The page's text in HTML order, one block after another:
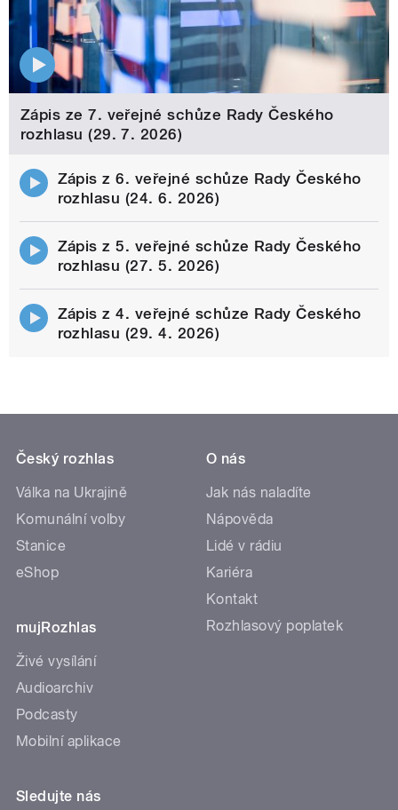
Zápis ze 7. veřejné schůze Rady Českého
rozhlasu (29. 7. 2026)
Zápis z 6. veřejné schůze Rady Českého
rozhlasu (24. 6. 2026)
Zápis z 5. veřejné schůze Rady Českého
rozhlasu (27. 5. 2026)
Zápis z 4. veřejné schůze Rady Českého
rozhlasu (29. 4. 2026)
Český rozhlas
Válka na Ukrajině
Komunální volby
Stanice
eShop
mujRozhlas
Živé vysílání
Audioarchiv
Podcasty
Mobilní aplikace
O nás
Jak nás naladíte
Nápověda
Lidé v rádiu
Kariéra
Kontakt
Rozhlasový poplatek
Sledujte nás